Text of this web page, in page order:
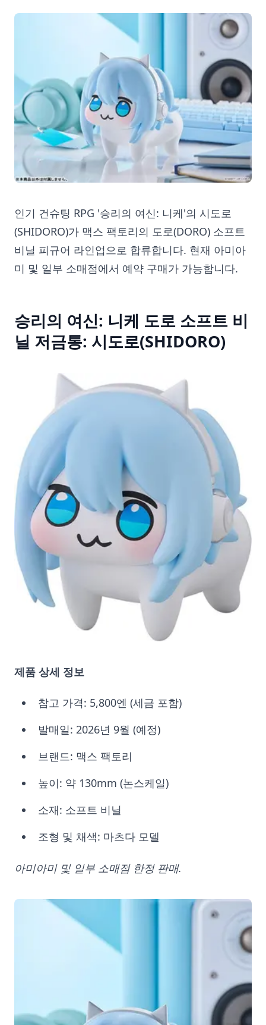
인기 건슈팅 RPG '승리의 여신: 니케'의 시도로
(SHIDORO)가 맥스 팩토리의 도로(DORO) 소프트
비닐 피규어 라인업으로 합류합니다. 현재 아미아
미 및 일부 소매점에서 예약 구매가 가능합니다.
승리의 여신: 니케 도로 소프트 비
닐 저금통: 시도로(SHIDORO)
제품 상세 정보
참고 가격: 5,800엔 (세금 포함)
발매일: 2026년 9월 (예정)
브랜드: 맥스 팩토리
높이: 약 130mm (논스케일)
소재: 소프트 비닐
조형 및 채색: 마츠다 모델
아미아미 및 일부 소매점 한정 판매.